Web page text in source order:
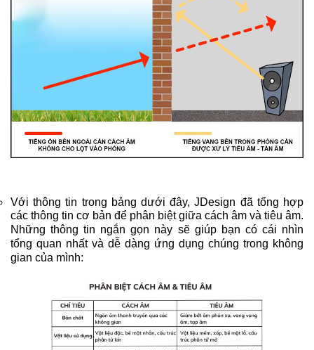
Với thông tin trong bảng dưới đây, JDesign đã tổng hợp
các thông tin cơ bản để phân biệt giữa cách âm và tiêu âm.
Những thông tin ngắn gọn này sẽ giúp bạn có cái nhìn
tổng quan nhất và dễ dàng ứng dụng chúng trong không
gian của mình: